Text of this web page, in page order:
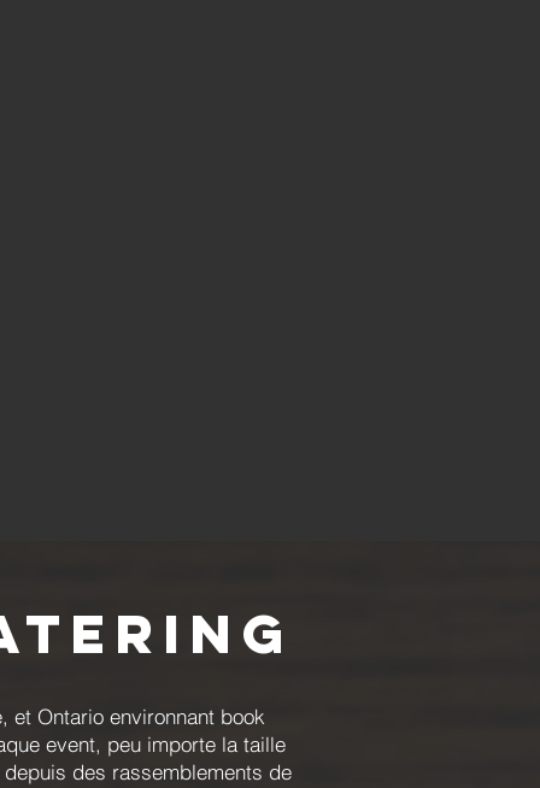
et Ontario environnant book
event, peu importe la taille
des rassemblements de